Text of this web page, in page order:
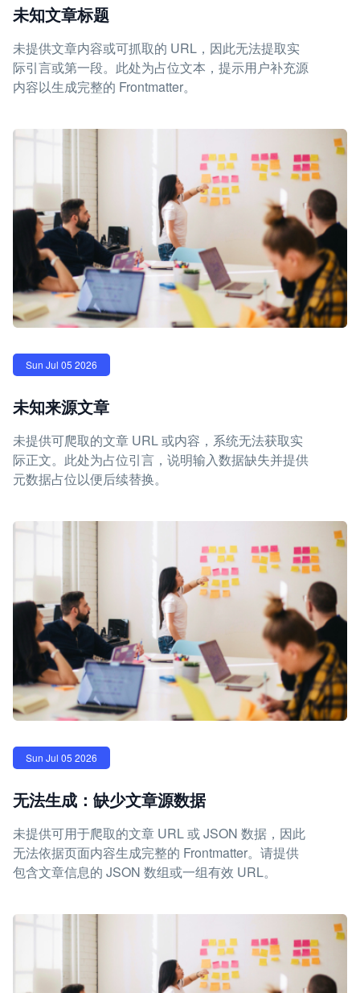
未知文章标题
未提供文章内容或可抓取的 URL，因此无法提取实
际引言或第一段。此处为占位文本，提示用户补充源
内容以生成完整的 Frontmatter。
Sun Jul 05 2026
未知来源文章
未提供可爬取的文章 URL 或内容，系统无法获取实
际正文。此处为占位引言，说明输入数据缺失并提供
元数据占位以便后续替换。
Sun Jul 05 2026
无法生成：缺少文章源数据
未提供可用于爬取的文章 URL 或 JSON 数据，因此
无法依据页面内容生成完整的 Frontmatter。请提供
包含文章信息的 JSON 数组或一组有效 URL。